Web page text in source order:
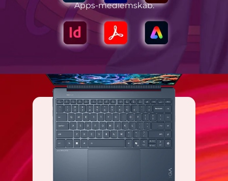
Apps-medlemskab.